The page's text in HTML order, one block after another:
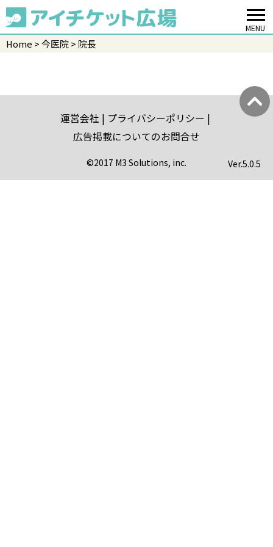
MENU
Home 今医院 院長
運営会社
プライバシーポリシー
広告掲載についてのお問合せ
©2017 M3 Solutions, inc. Ver.5.0.5